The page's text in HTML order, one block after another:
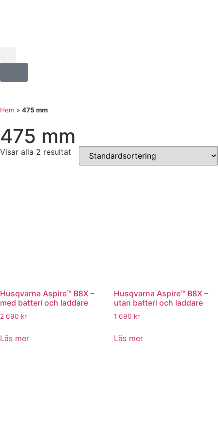
Hem » 475 mm
475 mm
Visar alla 2 resultat
Husqvarna Aspire™ B8X –
med batteri och laddare
2 690 kr
Läs mer
Husqvarna Aspire™ B8X –
utan batteri och laddare
1 690 kr
Läs mer